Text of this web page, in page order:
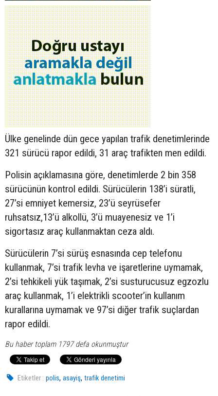
Ülke genelinde dün gece yapılan trafik denetimlerinde
321 sürücü rapor edildi, 31 araç trafikten men edildi.
Polisin açıklamasına göre, denetimlerde 2 bin 358
sürücünün kontrol edildi. Sürücülerin 138’i süratli,
27’si emniyet kemersiz, 23’ü seyrüsefer
ruhsatsız,13’ü alkollü, 3’ü muayenesiz ve 1’i
sigortasız araç kullanmaktan ceza aldı.
Sürücülerin 7’si sürüş esnasında cep telefonu
kullanmak, 7’si trafik levha ve işaretlerine uymamak,
2’si tehkikeli yük taşımak, 2’si susturucusuz egzozlu
araç kullanmak, 1’i elektrikli scooter’in kullanım
kurallarına uymamak ve 97’si diğer trafik suçlardan
rapor edildi.
Bu haber toplam 1797 defa okunmuştur
Etiketler : polis,asayiş,trafik denetimi